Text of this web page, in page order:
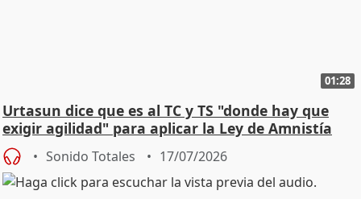
01:28
Urtasun dice que es al TC y TS "donde hay que
exigir agilidad" para aplicar la Ley de Amnistía
Sonido Totales 17/07/2026